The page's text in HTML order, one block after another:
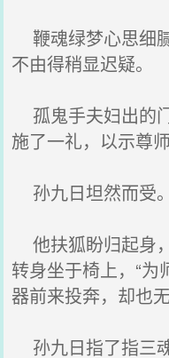
鞭魂绿梦心思细
不由得稍显迟疑。
孤鬼手夫妇出的
施了一礼，以示尊师
孙九日坦然而受。
他扶狐盼归起身
转身坐于椅上，“
器前来投奔，却也
孙九日指了指三